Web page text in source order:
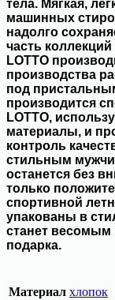
тела. Мягкая,
машинных
надолго
часть
LOTTO
производства
под
производится
LOTTO,
материалы, и
контроль
стильным
останется без
только
спортивной
упакованы в
станет
подарка.
Материал хлопок